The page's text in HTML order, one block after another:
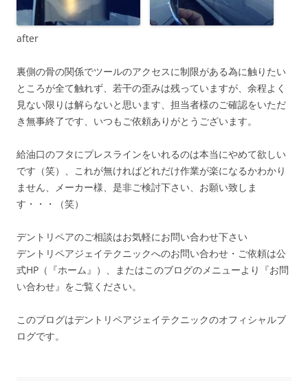
after
裏側の骨の関係でツールのアクセスに制限がある為に触りたい
ところが全て触れず、若干の歪みは残っていますが、余程よく
見ない限りは解らないと思います、担当者様のご確認をいただ
き無事終了です、いつもご依頼ありがとうございます。
給油口のフタにプレスラインをいれるのは本当にやめて欲しい
です（笑）、これが無ければどれだけ作業が楽になるかわかり
ません、メーカー様、是非ご検討下さい、お願い致しま
す・・・（笑）
デントリペアのご相談はお気軽にお問い合わせ下さい
デントリペアジェイテクニックへのお問い合わせ・ご依頼は公
式HP（『ホーム』）、またはこのブログのメニューより『お問
い合わせ』をご覧ください。
このブログはデントリペアジェイテクニックのオフィシャルブ
ログです。